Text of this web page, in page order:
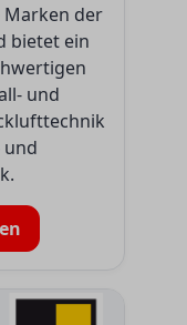
der
bietet ein
und
und